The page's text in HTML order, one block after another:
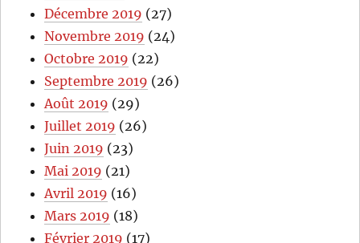
Décembre 2019 (27)
Novembre 2019 (24)
Octobre 2019 (22)
Septembre 2019 (26)
Août 2019 (29)
Juillet 2019 (26)
Juin 2019 (23)
Mai 2019 (21)
Avril 2019 (16)
Mars 2019 (18)
Février 2019 (17)